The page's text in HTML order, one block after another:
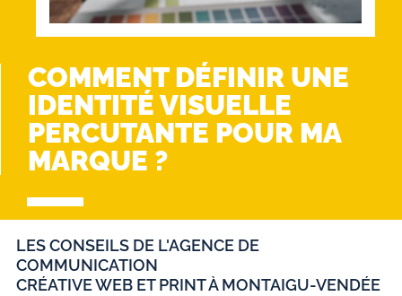
COMMENT DÉFINIR UNE
IDENTITÉ VISUELLE
PERCUTANTE POUR MA
MARQUE ?
LES CONSEILS DE L'AGENCE DE
COMMUNICATION
CRÉATIVE WEB ET PRINT À MONTAIGU-VENDÉE